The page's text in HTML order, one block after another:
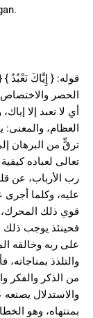
الحصر
أي لا نعبد إلا
العظام، والمعنى:
ترقٍّ من البرهان
تعالى لعباده
رب الأرباب، عن
عليه، وكلما
قوي ذلك المحرك،
فحينئذ يوجب ذلك
على ربه وخالقه
والتلذذ
من الذكر والفكر
والاستدلال
بمنتهاه، وهو